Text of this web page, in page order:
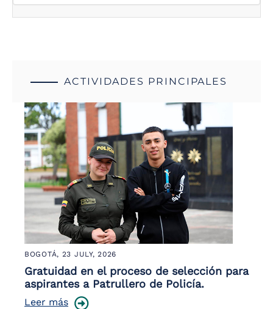
ACTIVIDADES PRINCIPALES
BOGOTÁ, 23 JULY, 2026
Gratuidad en el proceso de selección para
aspirantes a Patrullero de Policía.
Leer más